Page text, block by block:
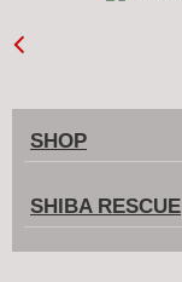
SHOP
SHIBA RESCUE